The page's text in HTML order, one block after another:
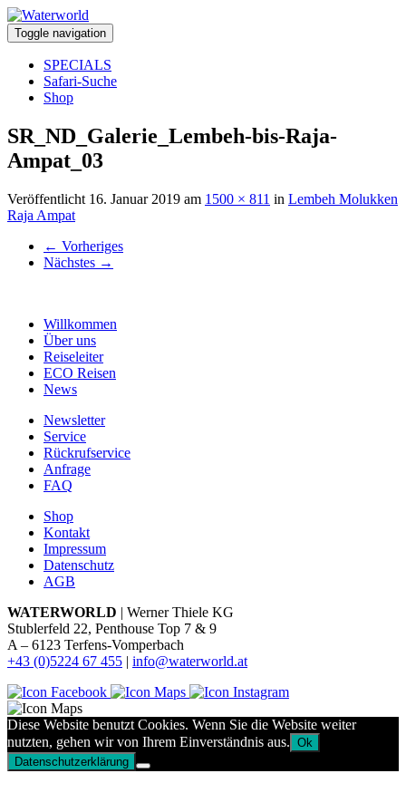
Toggle navigation
SPECIALS
Safari-Suche
Shop
SR_ND_Galerie_Lembeh-bis-Raja-
Ampat_03
Veröffentlicht 16. Januar 2019 am 1500 × 811 in Lembeh Molukken
Raja Ampat
← Vorheriges
Nächstes →
Willkommen
Über uns
Reiseleiter
ECO Reisen
News
Newsletter
Service
Rückrufservice
Anfrage
FAQ
Shop
Kontakt
Impressum
Datenschutz
AGB
WATERWORLD | Werner Thiele KG
Stublerfeld 22, Penthouse Top 7 & 9
A – 6123 Terfens-Vomperbach
+43 (0)5224 67 455 | info@waterworld.at
Diese Website benutzt Cookies. Wenn Sie die Website weiter
nutzten, gehen wir von Ihrem Einverständnis aus. Ok
Datenschutzerklärung